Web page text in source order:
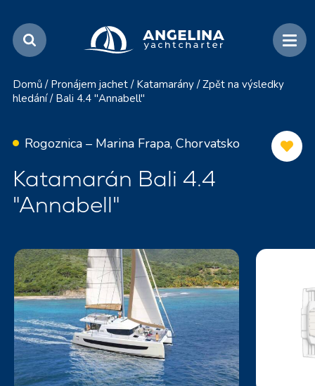
Domů / Pronájem jachet / Katamarány / Zpět na výsledky
hledání / Bali 4.4 "Annabell"
Rogoznica – Marina Frapa, Chorvatsko
Katamarán Bali 4.4
"Annabell"